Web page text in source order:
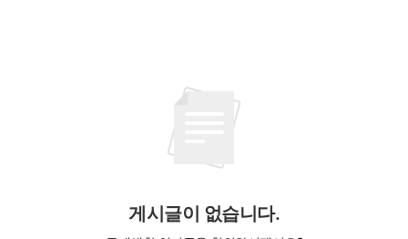
게시글이 없습니다.